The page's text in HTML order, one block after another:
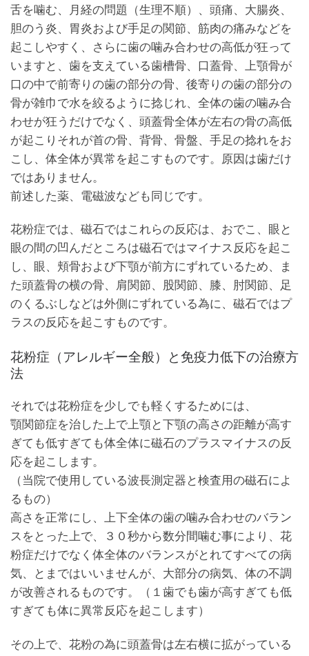
舌を噛む、月経の問題（生理不順）、頭痛、大腸炎、
胆のう炎、胃炎および手足の関節、筋肉の痛みなどを
起こしやすく、さらに歯の噛み合わせの高低が狂って
いますと、歯を支えている歯槽骨、口蓋骨、上顎骨が
口の中で前寄りの歯の部分の骨、後寄りの歯の部分の
骨が雑巾で水を絞るように捻じれ、全体の歯の噛み合
わせが狂うだけでなく、頭蓋骨全体が左右の骨の高低
が起こりそれが首の骨、背骨、骨盤、手足の捻れをお
こし、体全体が異常を起こすものです。原因は歯だけ
ではありません。
前述した薬、電磁波なども同じです。
花粉症では、磁石ではこれらの反応は、おでこ、眼と
眼の間の凹んだところは磁石ではマイナス反応を起こ
し、眼、頬骨および下顎が前方にずれているため、ま
た頭蓋骨の横の骨、肩関節、股関節、膝、肘関節、足
のくるぶしなどは外側にずれている為に、磁石ではプ
ラスの反応を起こすものです。
花粉症（アレルギー全般）と免疫力低下の治療方
法
それでは花粉症を少しでも軽くするためには、
顎関節症を治した上で上顎と下顎の高さの距離が高す
ぎても低すぎても体全体に磁石のプラスマイナスの反
応を起こします。
（当院で使用している波長測定器と検査用の磁石によ
るもの）
高さを正常にし、上下全体の歯の噛み合わせのバラン
スをとった上で、３０秒から数分間噛む事により、花
粉症だけでなく体全体のバランスがとれてすべての病
気、とまではいいませんが、大部分の病気、体の不調
が改善されるものです。（１歯でも歯が高すぎても低
すぎても体に異常反応を起こします）
その上で、花粉の為に頭蓋骨は左右横に拡がっている